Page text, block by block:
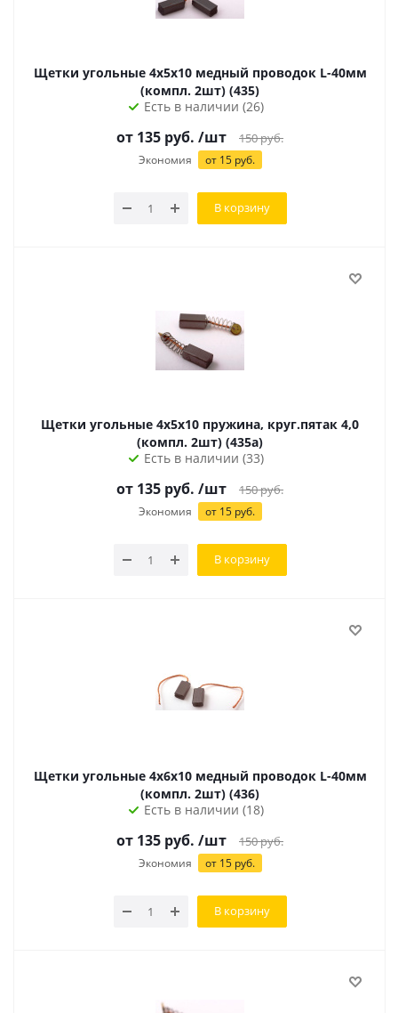
Щетки угольные 4х5х10 медный проводок L-40мм
(компл. 2шт) (435)
Есть в наличии (26)
от 135 руб. /шт 150руб.
Экономия от 15руб.
В корзину
Щетки угольные 4х5х10 пружина, круг.пятак 4,0
(компл. 2шт) (435а)
Есть в наличии (33)
от 135 руб. /шт 150руб.
Экономия от 15руб.
В корзину
Щетки угольные 4х6х10 медный проводок L-40мм
(компл. 2шт) (436)
Есть в наличии (18)
от 135 руб. /шт 150руб.
Экономия от 15руб.
В корзину